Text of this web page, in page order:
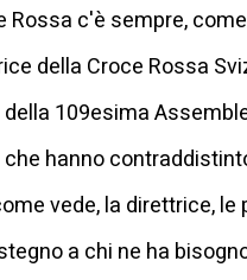
Rossa c'è sempre,
della Croce Rossa
109esima
hanno
vede, la direttrice,
a chi ne ha